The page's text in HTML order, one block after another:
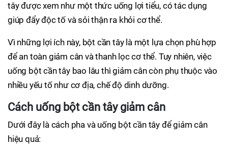
tây được xem như một thức uống lợi tiểu, có tác dụng
giúp đẩy độc tố và sỏi thận ra khỏi cơ thể.
Vì những lợi ích này, bột cần tây là một lựa chọn phù hợp
để an toàn giảm cân và thanh lọc cơ thể. Tuy nhiên, việc
uống bột cần tây bao lâu thì giảm cân còn phụ thuộc vào
nhiều yếu tố như cơ địa, chế độ dinh dưỡng.
Cách uống bột cần tây giảm cân
Dưới đây là cách pha và uống bột cần tây để giảm cân
hiệu quả: